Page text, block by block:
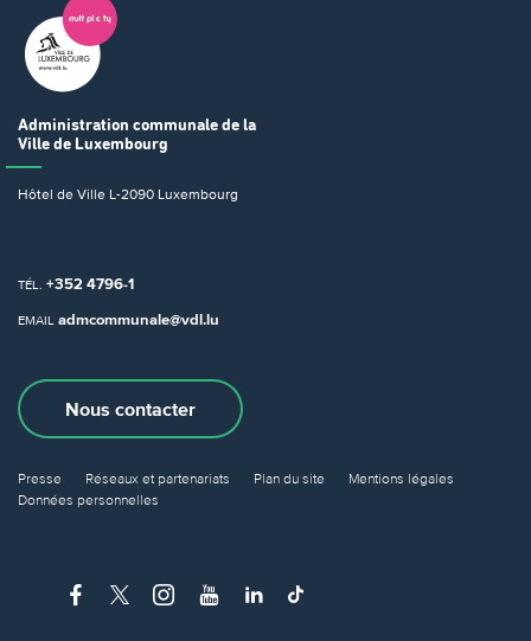
Administration communale de la
Ville de Luxembourg
Hôtel de Ville L-2090 Luxembourg
TÉL. +352 4796-1
EMAIL admcommunale@vdl.lu
Nous contacter
Presse Réseaux et partenariats Plan du site
Mentions légales
Données personnelles